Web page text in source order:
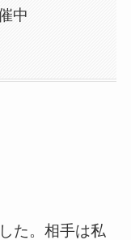
中
た。相手は私